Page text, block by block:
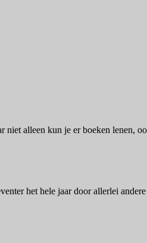
alleen kun je er boeken lenen,
het hele jaar door allerlei